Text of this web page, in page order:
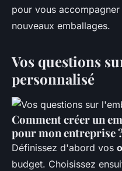
pour vous
nouveaux emballages.
Vos questions
personnalisé
Comment créer un
pour mon entreprise
Définissez d'abord vos
budget. Choisissez